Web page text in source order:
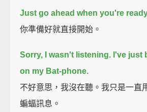
Just go ahead when you're
你準備好就直接開始。
Sorry, I wasn't listening. I've just
on my Bat-phone.
不好意思，我沒在聽。我只是一直
蝙蝠訊息。